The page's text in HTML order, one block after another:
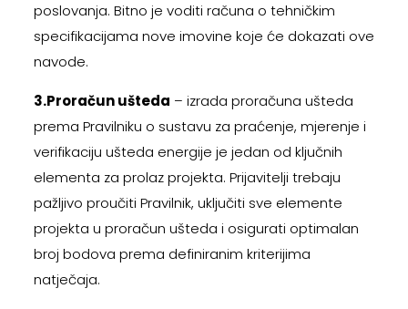
poslovanja. Bitno je voditi računa o tehničkim
specifikacijama nove imovine koje će dokazati ove
navode.
3.Proračun ušteda – izrada proračuna ušteda
prema Pravilniku o sustavu za praćenje, mjerenje i
verifikaciju ušteda energije je jedan od ključnih
elementa za prolaz projekta. Prijavitelji trebaju
pažljivo proučiti Pravilnik, uključiti sve elemente
projekta u proračun ušteda i osigurati optimalan
broj bodova prema definiranim kriterijima
natječaja.